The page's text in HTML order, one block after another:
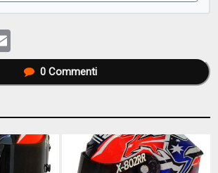
0Commenti